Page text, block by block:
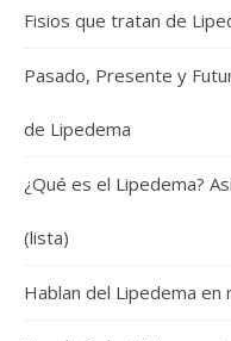
Fisios que tratan de
Pasado, Presente y
de Lipedema
¿Qué es el Lipedema?
(lista)
Hablan del Lipedema en